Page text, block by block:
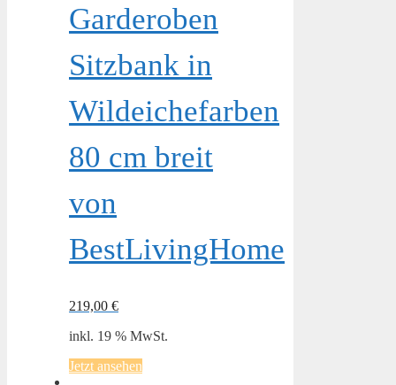
Garderoben
Sitzbank in
Wildeichefarben
80 cm breit
von
BestLivingHome
219,00 €
inkl. 19 % MwSt.
Jetzt ansehen